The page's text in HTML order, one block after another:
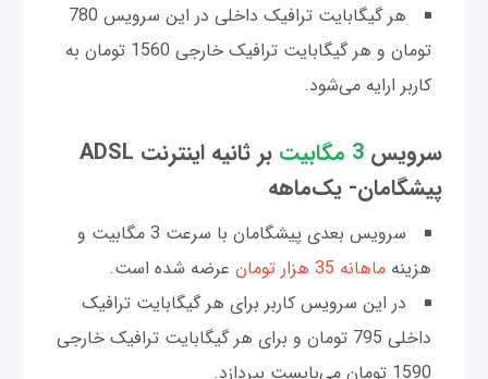
هر گیگابایت ترافیک داخلی در این سرویس 780
تومان و هر گیگابایت ترافیک خارجی 1560 تومان به
کاربر ارایه می‌شود.
سرویس3 مگابیت
بر ثانیه اینترنت ADSL
پیشگامان- یک‌ماهه
سرویس بعدی پیشگامان با سرعت 3 مگابیت و
هزینهماهانه 35 هزار تومان
عرضه شده است.
در این سرویس کاربر برای هر گیگابایت ترافیک
داخلی 795 تومان و برای هر گیگابایت ترافیک خارجی
1590 تومان می‌بایست بپردازد.